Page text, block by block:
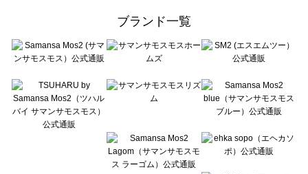
sō4ū（ソウフォーユー）のスカート一覧
Te chichi（テチチ）のスカート一覧
Te chichi CLASSIC（テチチ クラシック）のスカート一覧
Lugnoncure（ルノンキュール）のスカート一覧
BETTY'S BLUE（べティーズブルー）のスカート一覧
Wpc.（ワールドパーティー）のスカート一覧
ブランド一覧